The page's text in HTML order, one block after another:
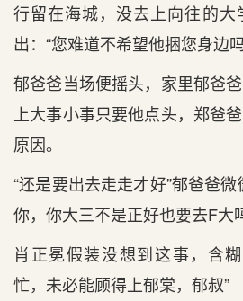
行留在海城，没去上向往的
出：“您难道不希望他捆您身边
郁爸爸当场便摇头，家里郁爸
上大事小事只要他点头，郑爸
原因。
“还是要出去走走才好”郁爸爸
你，你大三不是正好也要去F大
肖正冕假装没想到这事，含
忙，未必能顾得上郁棠，郁叔”